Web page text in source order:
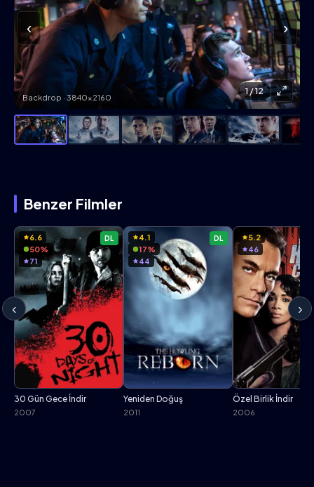
‹
Backdrop · 3840×2160
›
1/ 12
Benzer Filmler
‹
DL
6.6
50%
71
30 Gün Gece İndir
2007
DL
4.1
17%
44
Yeniden Doğuş
2011
5.2
46
Özel Birlik İndir
2006
›